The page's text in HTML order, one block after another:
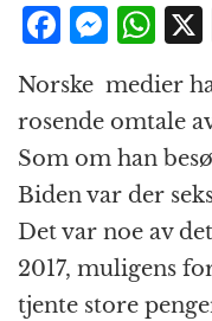
F
a
c
e
b
o
o
k
M
ss
e
n
g
e
r
W
h
at
s
A
p
p
Norske medier
rosende omtale
Som om han
Biden var der
Det var noe av
2017, muligens
tjente store